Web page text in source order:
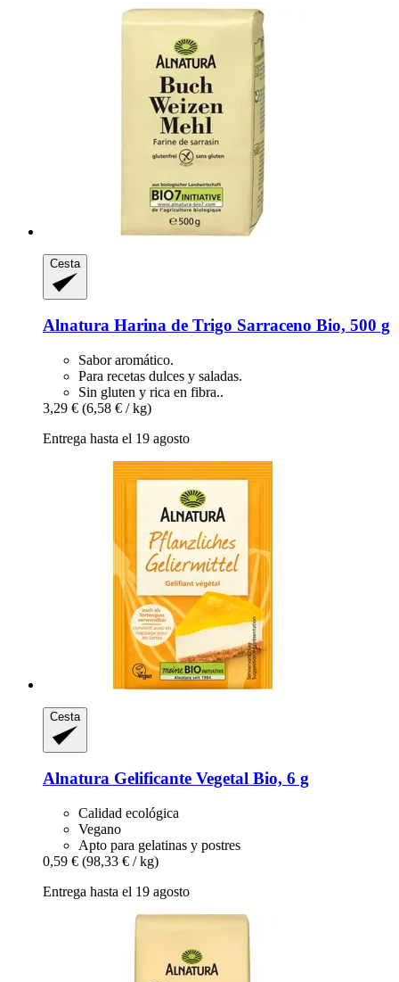
Cesta
Alnatura Harina de Trigo Sarraceno Bio, 500 g
Sabor aromático.
Para recetas dulces y saladas.
Sin gluten y rica en fibra..
3,29 € (6,58 € / kg)
Entrega hasta el 19 agosto
Cesta
Alnatura Gelificante Vegetal Bio, 6 g
Calidad ecológica
Vegano
Apto para gelatinas y postres
0,59 € (98,33 € / kg)
Entrega hasta el 19 agosto